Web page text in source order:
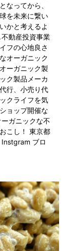
なってから、
を未来に繋い
かと考えるよ
動産投資事業
フの心地良さ
オーガニック
ーガニック製
ク製品メーカ
行、小売り代
クライフを気
ョップ開催な
ガニックな不
こし！ 東京都
Instgram ブロ